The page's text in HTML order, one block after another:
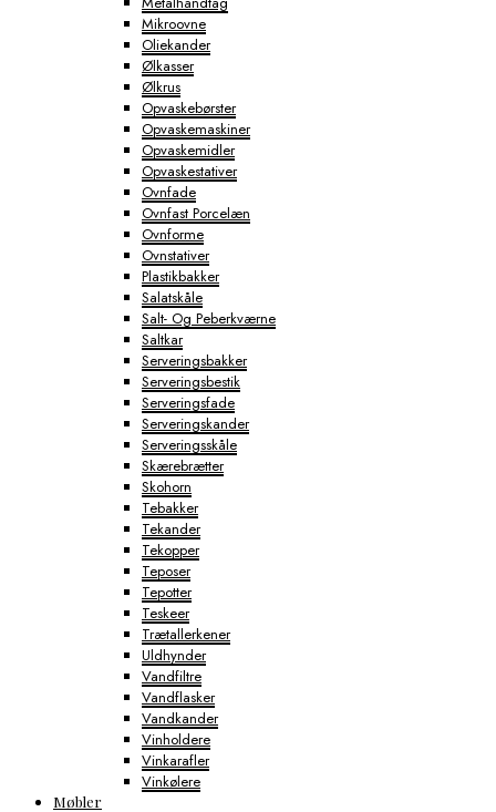
Mikroovne
Oliekander
Ølkasser
Ølkrus
Opvaskebørster
Opvaskemaskiner
Opvaskemidler
Opvaskestativer
Ovnfade
Ovnfast Porcelæn
Ovnforme
Ovnstativer
Plastikbakker
Salatskåle
Salt- Og Peberkværne
Saltkar
Serveringsbakker
Serveringsbestik
Serveringsfade
Serveringskander
Serveringsskåle
Skærebrætter
Skohorn
Tebakker
Tekander
Tekopper
Teposer
Tepotter
Teskeer
Trætallerkener
Uldhynder
Vandfiltre
Vandflasker
Vandkander
Vinholdere
Vinkarafler
Vinkølere
Møbler